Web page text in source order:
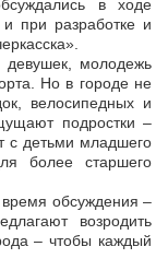
в ходе
при разработке и
молодежь
Но в городе не
велосипедных и
подростки –
с детьми младшего
более старшего
обсуждения –
возродить
– чтобы каждый